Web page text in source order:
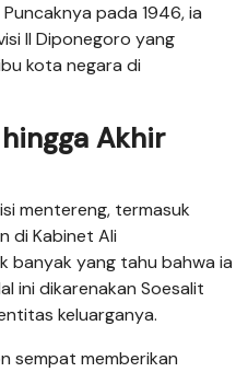
pada 1946, ia
II Diponegoro yang
kota negara di
Akhir
mentereng, termasuk
di Kabinet Ali
banyak yang tahu bahwa ia
ini dikarenakan Soesalit
keluarganya.
sempat memberikan